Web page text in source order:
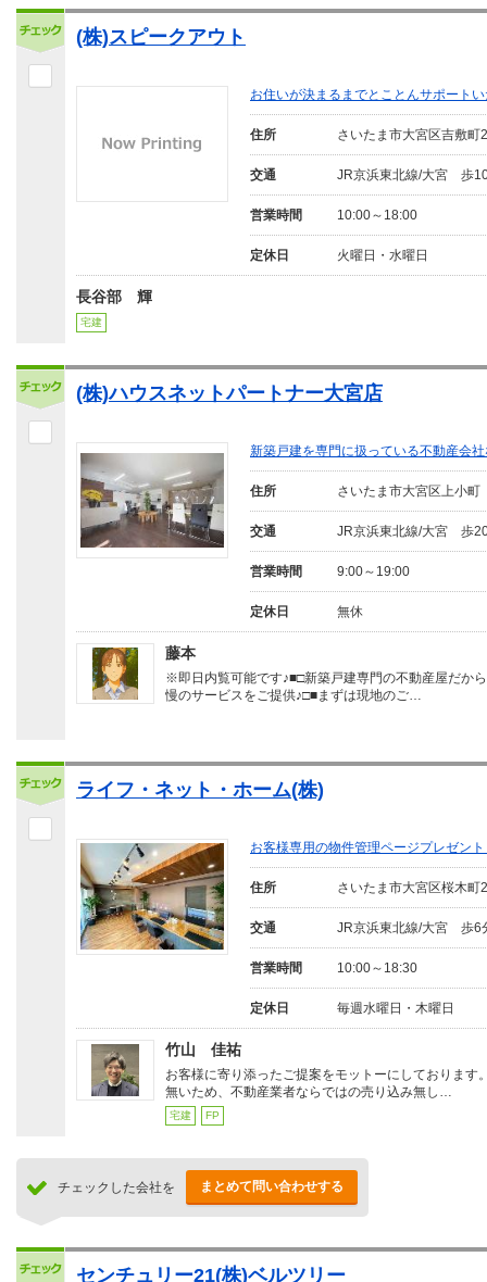
(株)スピークアウト
お住いが決まるまでとことんサポート
住所 さいたま市大宮区吉敷町2
交通 JR京浜東北線/大宮 歩
営業時間 10:00～18:00
定休日 火曜日・水曜日
長谷部 輝
宅建
(株)ハウスネットパートナー大宮店
新築戸建を専門に扱っている不動産会
住所 さいたま市大宮区上小町
交通 JR京浜東北線/大宮 歩
営業時間 9:00～19:00
定休日 無休
藤本
※即日内覧可能です♪■□新築戸建専門の不動産屋だか
慢のサービスをご提供♪□■まずは現地のご…
ライフ・ネット・ホーム(株)
お客様専用の物件管理ページプレゼン
住所 さいたま市大宮区桜木町2
交通 JR京浜東北線/大宮 歩6
営業時間 10:00～18:30
定休日 毎週水曜日・木曜日
竹山 佳祐
お客様に寄り添ったご提案をモットーにしております
無いため、不動産業者ならではの売り込み無し…
宅建 FP
チェックした会社を まとめて問い合わせする
センチュリー21(株)ベルツリー